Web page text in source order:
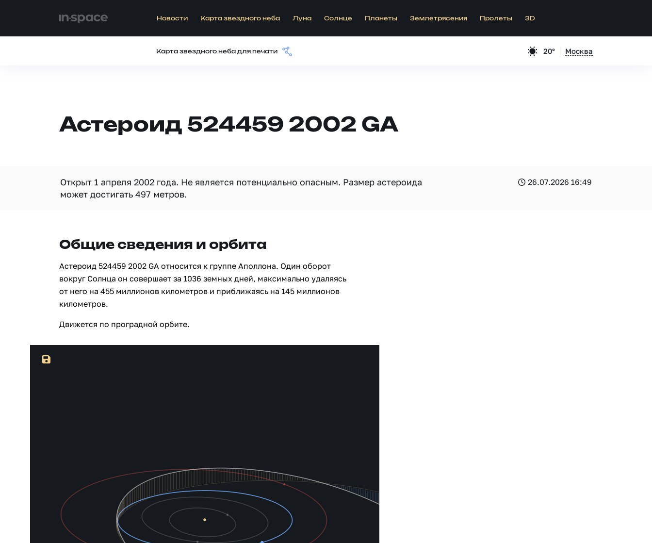
Новости Карта звездного неба Луна Солнце Планеты Землетрясения Пролеты 3D
Карта звездного неба для печати 20° Москва
Астероид 524459 2002 GA
Открыт 1 апреля 2002 года. Не является потенциально опасным. Размер астероида
может достигать 497 метров.
26.07.2026 16:49
Общие сведения и орбита
Астероид 524459 2002 GA относится к группе Аполлона. Один оборот
вокруг Солнца он совершает за 1036 земных дней, максимально удаляясь
от него на 455 миллионов километров и приближаясь на 145 миллионов
километров.
Движется по проградной орбите.